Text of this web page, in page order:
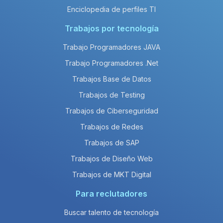
Enciclopedia de perfiles TI
Trabajos por tecnología
Trabajo Programadores JAVA
Trabajo Programadores .Net
Trabajos Base de Datos
Trabajos de Testing
Trabajos de Ciberseguridad
Trabajos de Redes
Trabajos de SAP
Trabajos de Diseño Web
Trabajos de MKT Digital
Para reclutadores
Buscar talento de tecnología